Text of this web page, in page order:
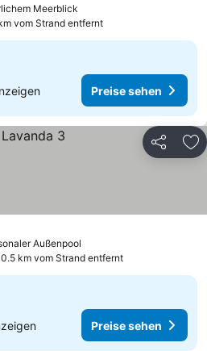
Meerblick
vom Strand entfernt
Preise sehen
Teilen
Außenpool
0.5 km vom Strand entfernt
Preise sehen